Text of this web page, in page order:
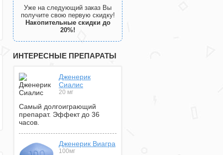
Уже на следующий заказ Вы
получите свою первую скидку!
Накопительные скидки до
20%!
ИНТЕРЕСНЫЕ ПРЕПАРАТЫ
Дженерик
Сиалис
20 мг
Самый долгоиграющий
препарат. Эффект до 36
часов.
Дженерик Виагра
100мг